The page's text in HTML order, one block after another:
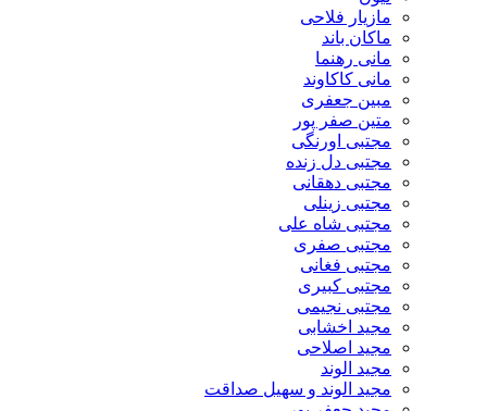
مازیار فلاحی
ماکان باند
مانی رهنما
مانی کاکاوند
مبین جعفری
متین صفر پور
مجتبی اورنگی
مجتبی دل زنده
مجتبی دهقانی
مجتبی زینلی
مجتبی شاه علی
مجتبی صفری
مجتبی فغانی
مجتبی کبیری
مجتبی نجیمی
مجید اخشابی
مجید اصلاحی
مجید الوند‎
مجید الوند و سهیل صداقت